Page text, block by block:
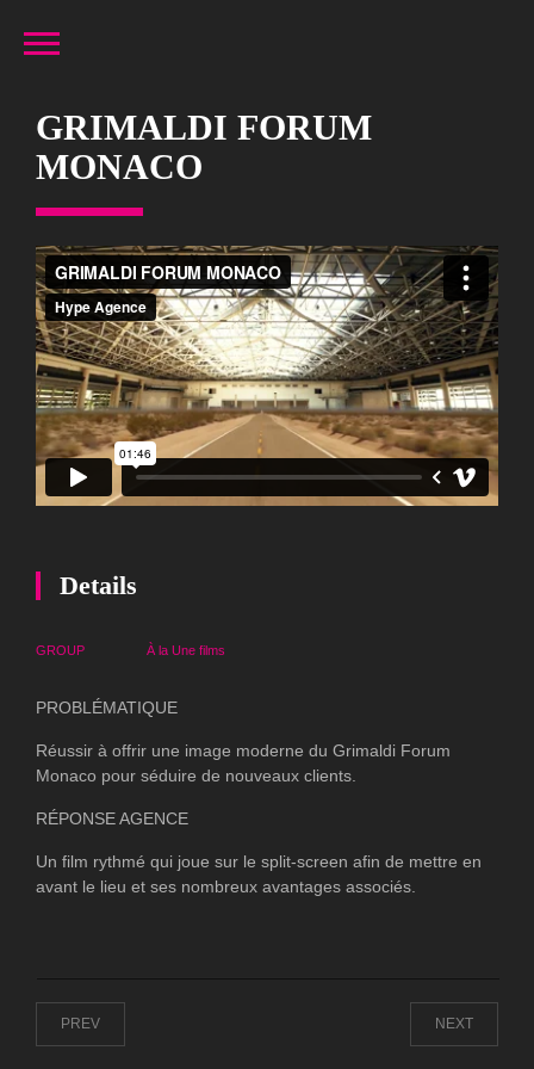
GRIMALDI FORUM
MONACO
Details
GROUP À la Une films
PROBLÉMATIQUE
Réussir à offrir une image moderne du Grimaldi Forum
Monaco pour séduire de nouveaux clients.
RÉPONSE AGENCE
Un film rythmé qui joue sur le split-screen afin de mettre en
avant le lieu et ses nombreux avantages associés.
PREV NEXT